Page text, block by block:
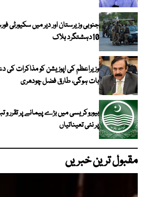
جنوبی وزیرستان اور دیر میں سکیورٹی
10دہشتگرد ہلاک
وزیراعظم کی اپوزیشن کو مذاکرات کی
بات ہوگی، طارق فضل چودھری
بیوروکریسی میں بڑے پیمانے پر تقرر و
پر نئی تعیناتیاں
مقبول ترین خبریں